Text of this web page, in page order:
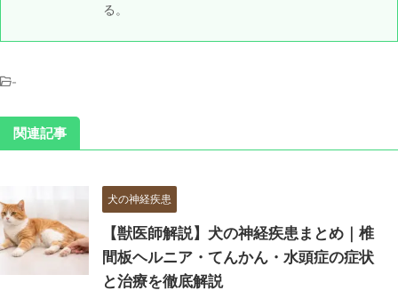
る。
-
関連記事
犬の神経疾患
【獣医師解説】犬の神経疾患まとめ｜椎
間板ヘルニア・てんかん・水頭症の症状
と治療を徹底解説